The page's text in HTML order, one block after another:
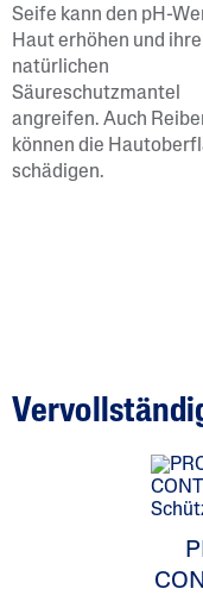
Seife kann den pH-
Haut erhöhen und
natürlichen
Säureschutzmantel
angreifen. Auch
können die
schädigen.